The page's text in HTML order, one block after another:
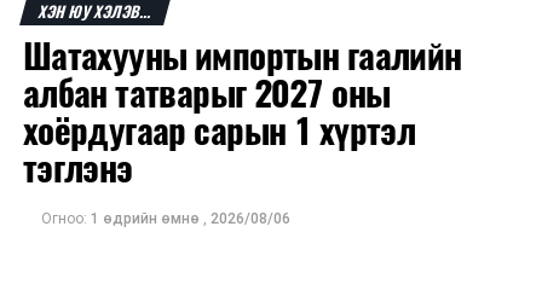
дараа Ардчилсан намын зарим нэр дэвшигчийг
шүүмжилж, өөрийн эдийн засгийн бодлого болон
сонгуулийн өмнөх мөрийн хөтөлбөрөө дахин
онцоллоо.
Ажиглагчдын үзэж буйгаар Мичиган дахь Сенатын
дүн нь ирэх арваннэгдүгээр сард болох АНУ-ын
ХЭН ЮУ ХЭЛЭВ...
Шатахууны импортын гаалийн
албан татварыг 2027 оны
хоёрдугаар сарын 1 хүртэл
тэглэнэ
Огноо: 1 өдрийн өмнө , 2026/08/06